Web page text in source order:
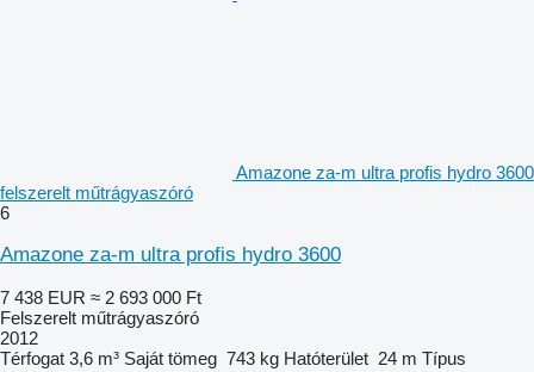
Amazone za-m ultra profis hydro 3600
felszerelt műtrágyaszóró
6
Amazone za-m ultra profis hydro 3600
7 438 EUR ≈ 2 693 000 Ft
Felszerelt műtrágyaszóró
2012
Térfogat 3,6 m³ Saját tömeg 743 kg Hatóterület 24 m Típus